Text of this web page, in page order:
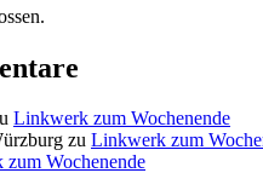
Linkwerk zum Wochenende
zu Linkwerk zum
Wochenende